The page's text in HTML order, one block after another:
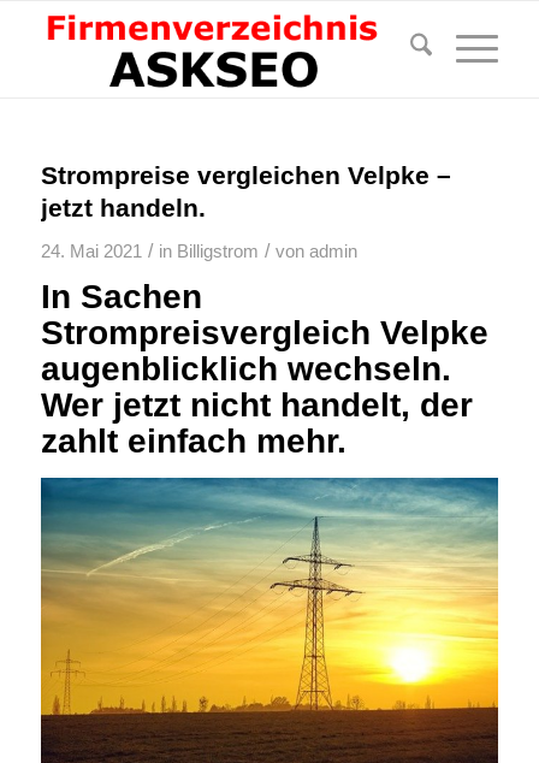
Strompreise vergleichen Velpke –
jetzt handeln.
24. Mai 2021 / in Billigstrom / von admin
In Sachen
Strompreisvergleich Velpke
augenblicklich wechseln.
Wer jetzt nicht handelt, der
zahlt einfach mehr.